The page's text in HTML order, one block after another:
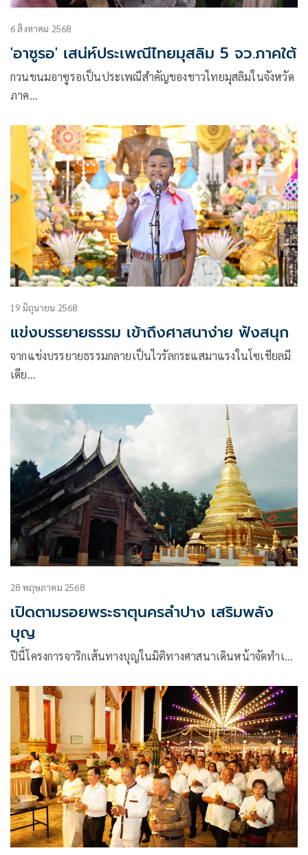
6 สิงหาคม 2568
'อาซูรอ' เสน่ห์ประเพณีไทยมุสลิม 5 จว.ภาคใต้
กวนขนมอาซูรอเป็นประเพณีสำคัญของชาวไทยมุสลิมในจังหวัด
ภาค…
19 มิถุนายน 2568
แข่งบรรยายธรรม เข้าถึงศาสนาง่าย ฟังสนุก
จากแข่งบรรยายธรรมกลายเป็นไวรัลกระแสมาแรงในโซเชียลมี
เดีย…
28 พฤษภาคม 2568
เปิดตามรอยพระธาตุนครลำปาง เสริมพลัง
บุญ
ปีนี้โครงการจาริกเส้นทางบุญในมิติทางศาสนาเดินหน้าจัดทำเ…